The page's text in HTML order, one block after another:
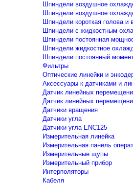
Шпиндели воздушное
Шпиндели воздушное
Шпиндели короткая голова и
Шпиндели с жидкостным
Шпиндели постоянная
Шпиндели жидкостное
Шпиндели постоянный
Фильтры
Оптические линейки и
Аксессуары к датчиками и
Датчик линейных
Датчик линейных
Датчики вращения
Датчики угла
Датчики угла ENC125
Измерительная линейка
Измерительная панель
Измерительные щупы
Измерительный прибор
Интерполяторы
Кабеля